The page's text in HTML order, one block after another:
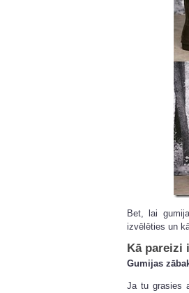
Bet, lai
izvēlēties un
Kā pareizi
Gumijas
Ja tu grasies